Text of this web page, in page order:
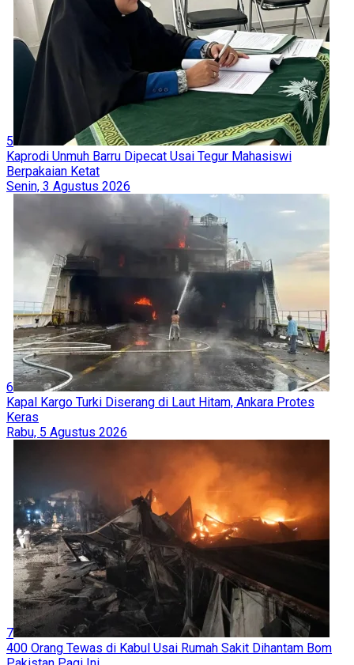
5
Kaprodi Unmuh Barru Dipecat Usai Tegur Mahasiswi
Berpakaian Ketat
Senin, 3 Agustus 2026
6
Kapal Kargo Turki Diserang di Laut Hitam, Ankara Protes
Keras
Rabu, 5 Agustus 2026
7
400 Orang Tewas di Kabul Usai Rumah Sakit Dihantam Bom